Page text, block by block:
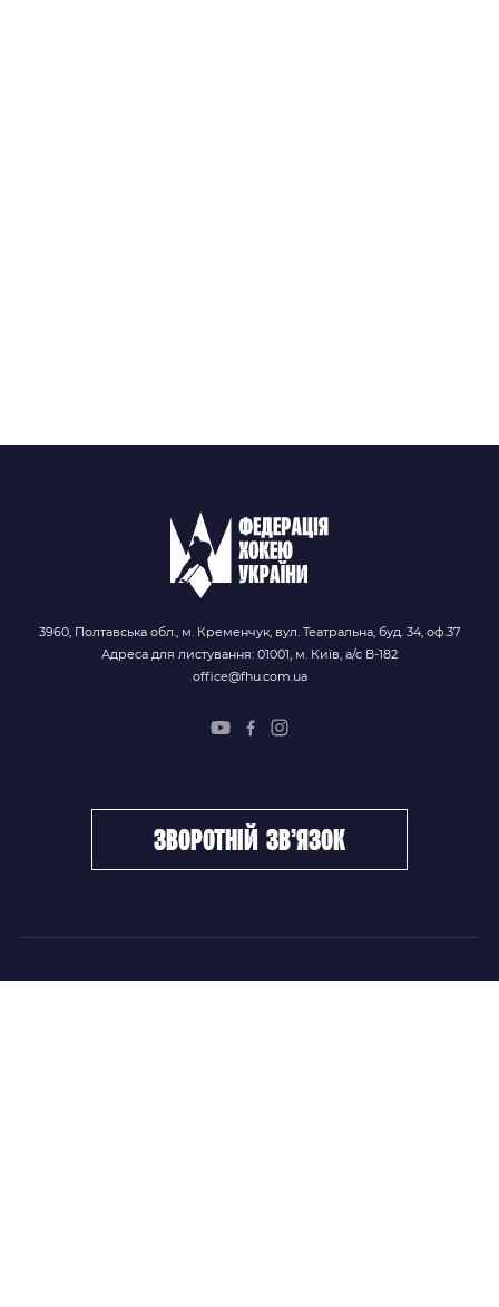
3960, Полтавська обл., м. Кременчук, вул. Театральна, буд. 34, оф.37
Адреса для листування: 01001, м. Київ, а/с В-182
office@fhu.com.ua
зворотній зв’язок